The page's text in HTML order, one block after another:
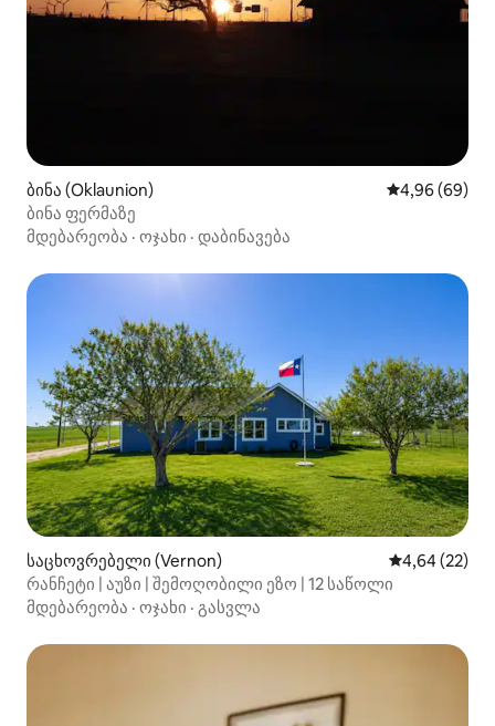
ბინა (Oklaunion) საშუალო
4,96 (69)
ბინა ფერმაზე
მდებარეობა · ოჯახი · დაბინავება
საცხოვრებელი (Vernon) საშუალო
4,64 (22)
რანჩეტი | აუზი | შემოღობილი ეზო | 12 საწოლი
მდებარეობა · ოჯახი · გასვლა